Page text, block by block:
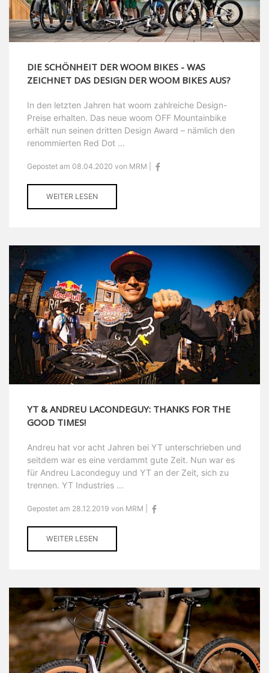
DIE SCHÖNHEIT DER WOOM BIKES - WAS
ZEICHNET DAS DESIGN DER WOOM BIKES AUS?
In den letzten Jahren hat woom zahlreiche Design-
Preise erhalten. Das neue woom OFF Mountainbike
erhält nun seinen dritten Design Award – nämlich den
renommierten Red Dot ...
Gepostet am 08.04.2020 von MRM |
WEITER LESEN
YT & ANDREU LACONDEGUY: THANKS FOR THE
GOOD TIMES!
Andreu hat vor acht Jahren bei YT unterschrieben und
seitdem war es eine verdammt gute Zeit. Nun war es
für Andreu Lacondeguy und YT an der Zeit, sich zu
trennen. YT Industries ...
Gepostet am 28.12.2019 von MRM |
WEITER LESEN